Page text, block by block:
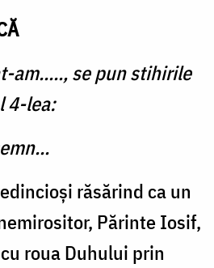
am....., se pun stihirile
4-lea:
răsărind ca un
Părinte Iosif,
roua Duhului prin